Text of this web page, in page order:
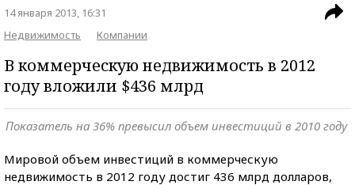
14 января 2013, 16:31
Недвижимость
Компании
В коммерческую недвижимость в 2012
году вложили $436 млрд
Показатель на 36% превысил объем инвестиций в 2010 году
Мировой объем инвестиций в коммерческую
недвижимость в 2012 году достиг 436 млрд долларов,